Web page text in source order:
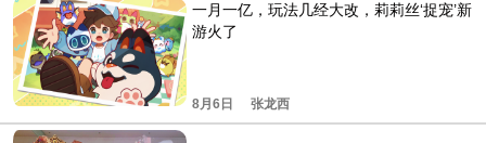
一月一亿，玩法几经大改，莉莉丝‘捉宠’新
游火了
8月6日 张龙西